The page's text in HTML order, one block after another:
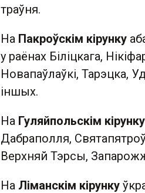
траўня.
На Пакроўскім кірунку
у раёнах Біліцкага,
Новапаўлаўкі, Тарэцка,
іншых.
На Гуляйпольскім кірунку
Дабраполля,
Верхняй Тэрсы,
На Ліманскім кірунку